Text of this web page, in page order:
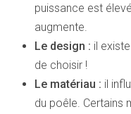
puissance est
augmente.
Le design : il
de choisir !
Le matériau : il
du poêle. Certains